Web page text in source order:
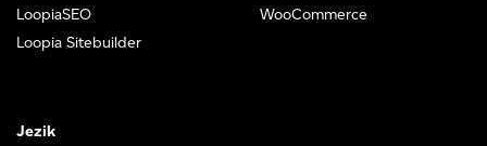
LoopiaSEO
Loopia Sitebuilder
WooCommerce
Jezik